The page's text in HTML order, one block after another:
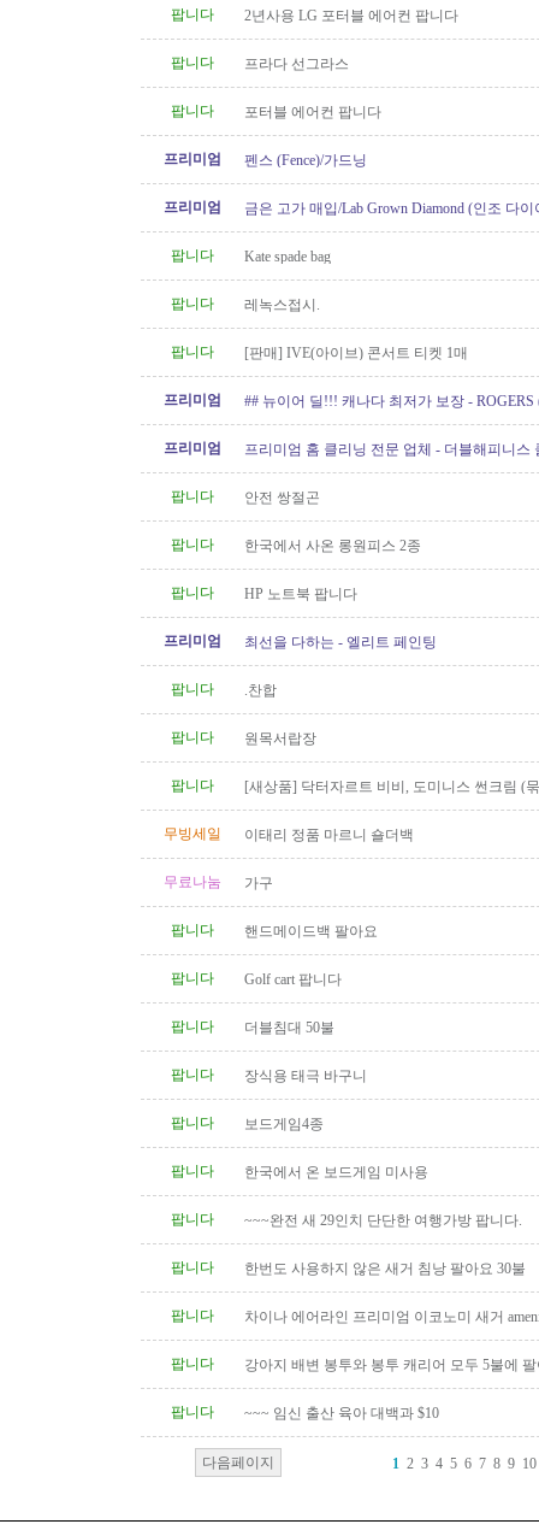
팝니다 2년사용 LG 포터블 에어컨 팝니다
팝니다 프라다 선그라스
팝니다 포터블 에어컨 팝니다
프리미엄 펜스 (Fence)/가드닝
프리미엄
금은 고가 매입/Lab Grown Diamond (인조 다
팝니다
Kate spade bag
팝니다 레녹스접시.
팝니다 [판매] IVE(아이브) 콘서트 티켓 1매
프리미엄
## 뉴이어 딜!!! 캐나다 최저가 보장 - ROGERS
프리미엄
프리미엄 홈 클리닝 전문 업체 - 더블해피니스
팝니다 안전 쌍절곤
팝니다 한국에서 사온 롱원피스 2종
팝니다 HP 노트북 팝니다
프리미엄 최선을 다하는 - 엘리트 페인팅
팝니다 .찬합
팝니다 원목서랍장
팝니다
[새상품] 닥터자르트 비비, 도미니스 썬크림 (
무빙세일
이태리 정품 마르니 숄더백
무료나눔 가구
팝니다 핸드메이드백 팔아요
팝니다 Golf cart 팝니다
팝니다 더블침대 50불
팝니다 장식용 태극 바구니
팝니다 보드게임4종
팝니다 한국에서 온 보드게임 미사용
팝니다 ~~~완전 새 29인치 단단한 여행가방 팝니다.
팝니다 한번도 사용하지 않은 새거 침낭 팔아요 30불
팝니다 차이나 에어라인 프리미엄 이코노미 새거
팝니다 강아지 배변 봉투와 봉투 캐리어 모두 5불에
팝니다 ~~~ 임신 출산 육아 대백과 $10
다음페이지 1 2 3 4 5 6 7 8 9 10